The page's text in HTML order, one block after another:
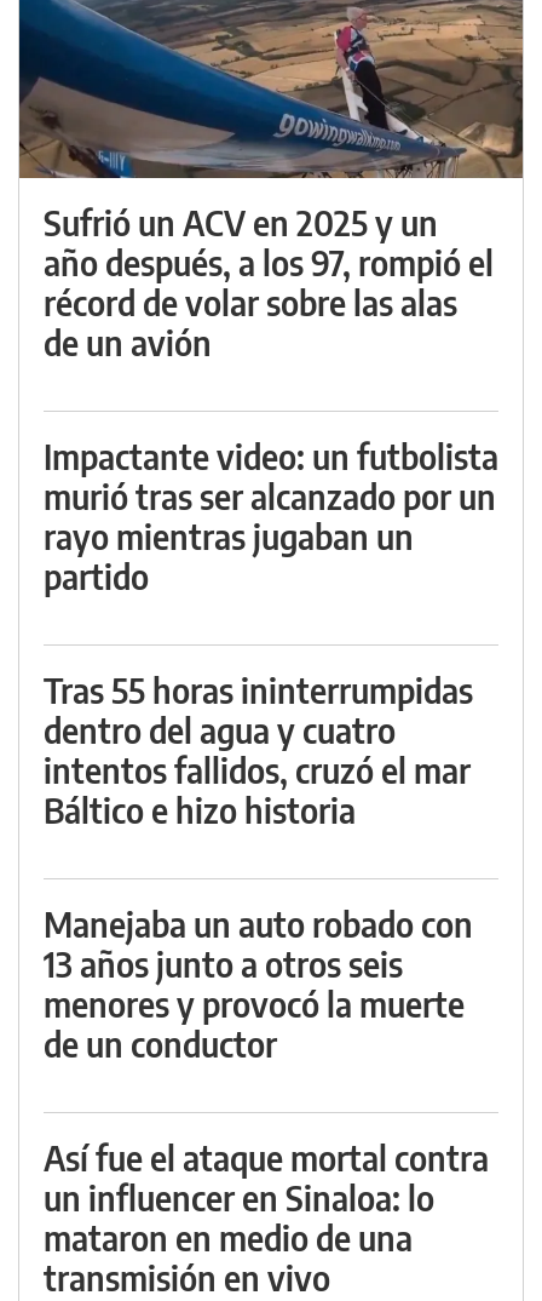
Sufrió un ACV en 2025 y un
año después, a los 97, rompió el
récord de volar sobre las alas
de un avión
Impactante video: un futbolista
murió tras ser alcanzado por un
rayo mientras jugaban un
partido
Tras 55 horas ininterrumpidas
dentro del agua y cuatro
intentos fallidos, cruzó el mar
Báltico e hizo historia
Manejaba un auto robado con
13 años junto a otros seis
menores y provocó la muerte
de un conductor
Así fue el ataque mortal contra
un influencer en Sinaloa: lo
mataron en medio de una
transmisión en vivo